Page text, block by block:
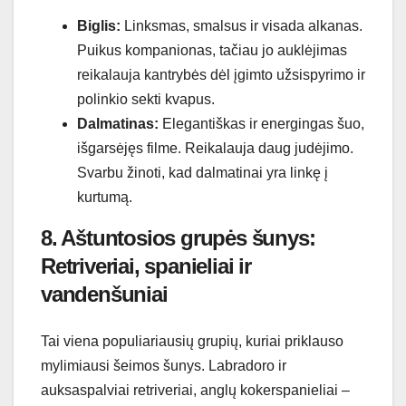
Biglis: Linksmas, smalsus ir visada alkanas.
Puikus kompanionas, tačiau jo auklėjimas
reikalauja kantrybės dėl įgimto užsispyrimo ir
polinkio sekti kvapus.
Dalmatinas: Elegantiškas ir energingas šuo,
išgarsėjęs filme. Reikalauja daug judėjimo.
Svarbu žinoti, kad dalmatinai yra linkę į
kurtumą.
8. Aštuntosios grupės šunys:
Retriveriai, spanieliai ir
vandenšuniai
Tai viena populiariausių grupių, kuriai priklauso
mylimiausi šeimos šunys. Labradoro ir
auksaspalviai retriveriai, anglų kokerspanieliai –